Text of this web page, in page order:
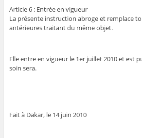
Article 6 : Entrée en vigueur
La présente instruction abroge et remplace
antérieures traitant du même objet.
Elle entre en vigueur le 1er juillet 2010 et est
soin sera.
Fait à Dakar, le 14 juin 2010